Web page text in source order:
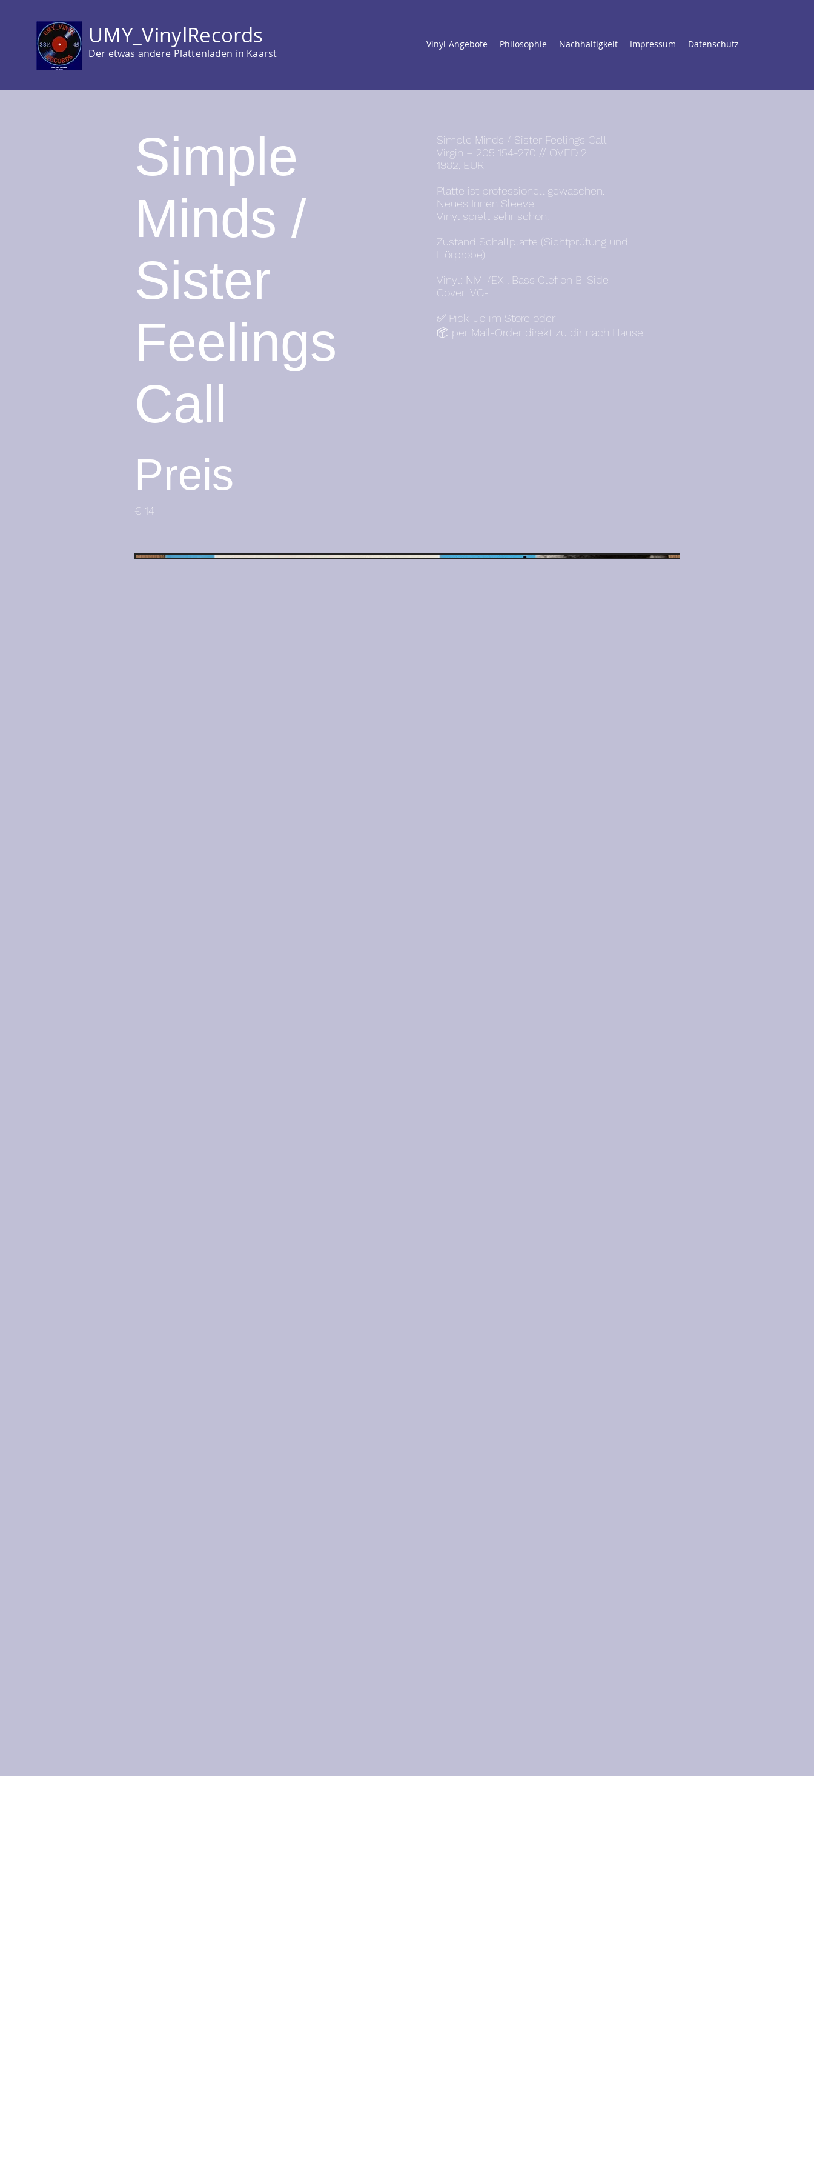
UMY_VinylRecords
Der etwas andere Plattenladen in Kaarst
Vinyl-Angebote Philosophie Nachhaltigkeit Impressum Datenschutz
Simple
Minds /
Sister
Feelings
Call
Preis
€ 14
Simple Minds / Sister Feelings Call
Virgin – 205 154-270 // OVED 2
1982, EUR
Platte ist professionell gewaschen.
Neues Innen Sleeve.
Vinyl spielt sehr schön.
Zustand Schallplatte (Sichtprüfung und
Hörprobe)
Vinyl: NM-/EX , Bass Clef on B-Side
Cover: VG-
✅ Pick-up im Store oder
📦 per Mail-Order direkt zu dir nach Hause